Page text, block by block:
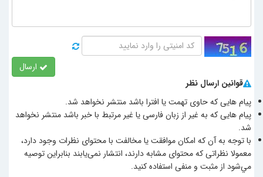
ارسال
قوانین ارسال نظر
پیام هایی که حاوی تهمت یا افترا باشد منتشر نخواهد شد.
پیام هایی که به غیر از زبان فارسی یا غیر مرتبط با خبر باشد منتشر نخواهد
شد.
با توجه به آن که امکان موافقت یا مخالفت با محتوای نظرات وجود دارد،
معمولا نظراتی که محتوای مشابه دارند، انتشار نمی‌یابند بنابراین توصيه
مي‌شود از مثبت و منفی استفاده کنید.